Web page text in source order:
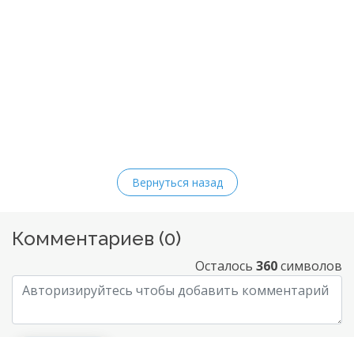
Вернуться назад
Комментариев (0)
Осталось 360символов